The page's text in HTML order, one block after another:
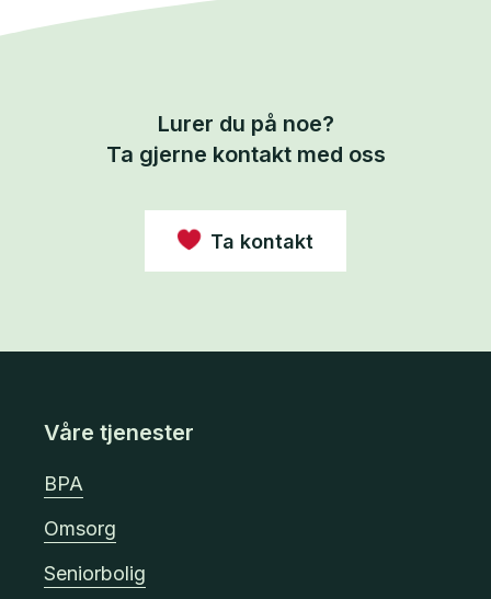
Lurer du på noe?
Ta gjerne kontakt med oss
Ta kontakt
Våre tjenester
BPA
Omsorg
Seniorbolig